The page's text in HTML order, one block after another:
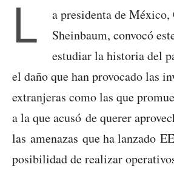
L
a presidenta de México,
Sheinbaum, convocó
estudiar la historia del
el daño que han provocado las
extranjeras como las que
a la que acusó de querer
las amenazas que ha lanzado
posibilidad de realizar